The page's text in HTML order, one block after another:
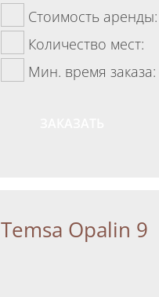
Стоимость аренды:
Количество мест:
Мин. время заказа:
Temsa Opalin 9